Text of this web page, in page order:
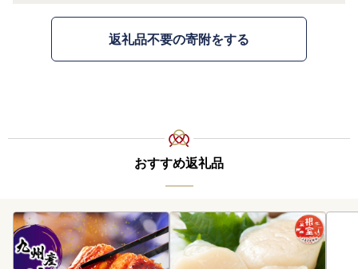
返礼品不要の寄附をする
おすすめ返礼品